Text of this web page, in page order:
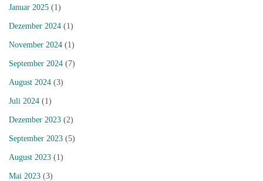
Januar 2025 (1)
Dezember 2024 (1)
November 2024 (1)
September 2024 (7)
August 2024 (3)
Juli 2024 (1)
Dezember 2023 (2)
September 2023 (5)
August 2023 (1)
Mai 2023 (3)